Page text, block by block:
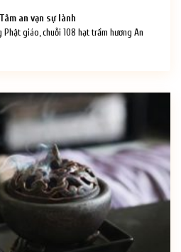
an vạn sự lành
giáo, chuỗi 108 hạt trầm hương An